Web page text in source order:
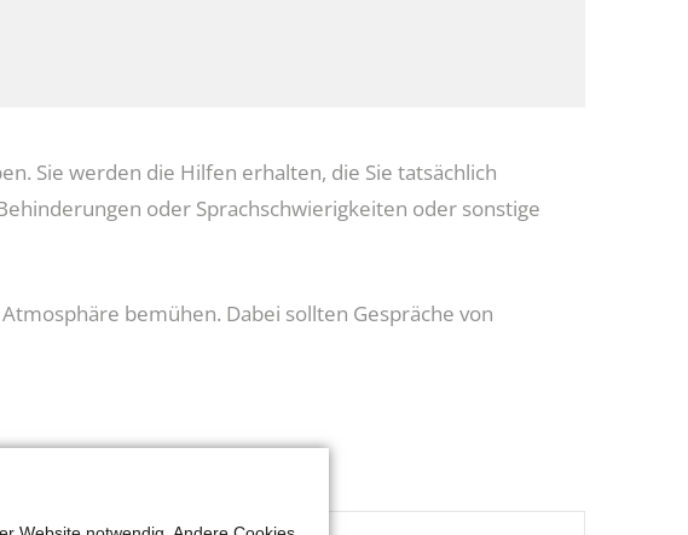
Sie werden die Hilfen erhalten, die Sie tatsächlich
oder Sprachschwierigkeiten oder sonstige
bemühen. Dabei sollten Gespräche von